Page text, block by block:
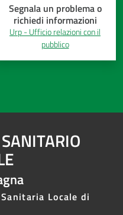
Segnala un problema o
richiedi informazioni
Urp - Ufficio relazioni con il
pubblico
Locale di